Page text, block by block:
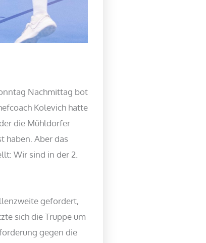
Nachmittag bot
Kolevich hatte
die Mühldorfer
haben. Aber das
Wir sind in der 2.
gefordert,
sich die Truppe um
gegen die